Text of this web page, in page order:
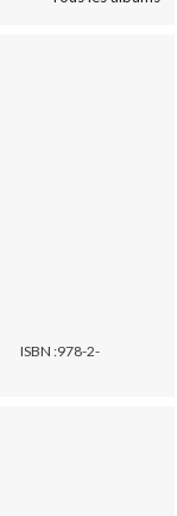
ISBN :978-2-